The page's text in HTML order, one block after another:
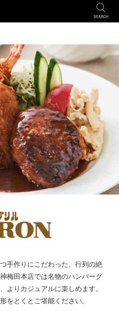
SEARCH
手作りにこだわった、行列の絶
梅田本店では名物のハンバーグ
よりカジュアルに楽しめます。
をとくとご堪能ください。